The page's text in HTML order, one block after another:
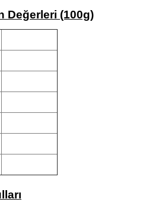
Değerleri (100g)